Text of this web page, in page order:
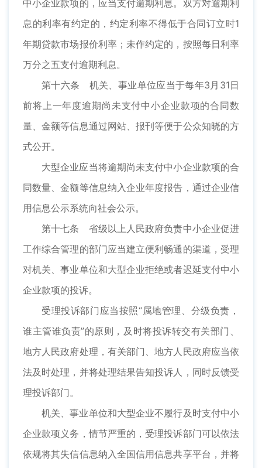
中小企业款项的，应当支付逾期利息。双方对逾期利
息的利率有约定的，约定利率不得低于合同订立时1
年期贷款市场报价利率；未作约定的，按照每日利率
万分之五支付逾期利息。
第十六条 机关、事业单位应当于每年3月31日
前将上一年度逾期尚未支付中小企业款项的合同数
量、金额等信息通过网站、报刊等便于公众知晓的方
式公开。
大型企业应当将逾期尚未支付中小企业款项的合
同数量、金额等信息纳入企业年度报告，通过企业信
用信息公示系统向社会公示。
第十七条 省级以上人民政府负责中小企业促进
工作综合管理的部门应当建立便利畅通的渠道，受理
对机关、事业单位和大型企业拒绝或者迟延支付中小
企业款项的投诉。
受理投诉部门应当按照“属地管理、分级负责，
谁主管谁负责”的原则，及时将投诉转交有关部门、
地方人民政府处理，有关部门、地方人民政府应当依
法及时处理，并将处理结果告知投诉人，同时反馈受
理投诉部门。
机关、事业单位和大型企业不履行及时支付中小
企业款项义务，情节严重的，受理投诉部门可以依法
依规将其失信信息纳入全国信用信息共享平台，并将